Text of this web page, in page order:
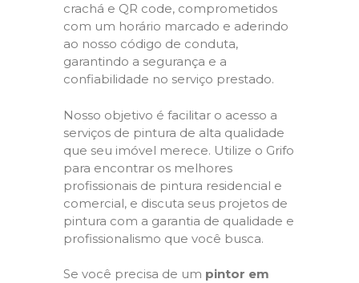
crachá e QR code, comprometidos
com um horário marcado e aderindo
ao nosso código de conduta,
garantindo a segurança e a
confiabilidade no serviço prestado.
Nosso objetivo é facilitar o acesso a
serviços de pintura de alta qualidade
que seu imóvel merece. Utilize o Grifo
para encontrar os melhores
profissionais de pintura residencial e
comercial, e discuta seus projetos de
pintura com a garantia de qualidade e
profissionalismo que você busca.
Se você precisa de um pintor em